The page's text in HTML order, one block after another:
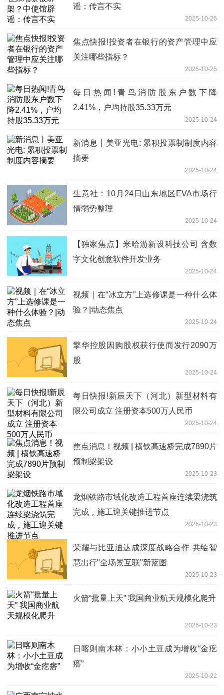
谣：传言不实
2025-10-26
焦点快报!投资者在银行的资产管理中应
关注哪些指标？
2025-10-25
每日热闻!青鸟消防股东户数下降
2.41%，户均持股35.33万元
2025-10-24
新消息丨美亚光电: 累积投票制制度内容
摘要
2025-10-24
生意社：10月24日山东地区EVA市场行
情弱势整理
2025-10-24
【独家焦点】米哈游新设科技公司 含数
字文化创意软件开发业务
2025-10-24
视频｜在“冰立方”上选修课是一种什么体
验？|动态焦点
2025-10-24
擎华控股因购股权获行使而发行2090万
股
2025-10-24
每日快报!新辰天下（河北）新型材料有
限公司成立 注册资本500万人民币
2025-10-24
焦点消息！视频 | 横钦高速桥完成7890片
预制梁架设
2025-10-23
龙烟铁路市域化改造工程首座连续梁浇筑
完成，施工迎关键推进节点
2025-10-23
荣耀与比亚迪达成深度战略合作 共绘智
慧出行"全场景互联"新蓝图
2025-10-23
火箭“批量上天” 我国商业航天规模化爬升
2025-10-23
日喀则南木林：小小土豆成为增收“金疙
瘩”
2025-10-22